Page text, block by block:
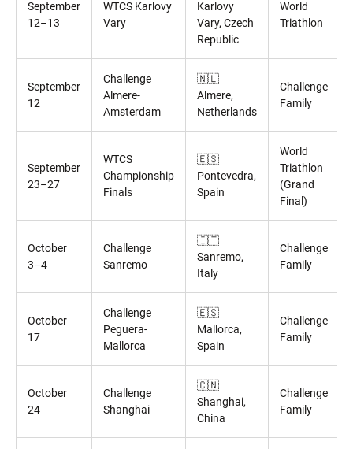
September
12–13
WTCS Karlovy
Vary
Karlovy
Vary, Czech
Republic
World
Triathlon
September
12
Challenge
Almere-
Amsterdam
🇳🇱
Almere,
Netherlands
Challenge
Family
September
23–27
WTCS
Championship
Finals
🇪🇸
Pontevedra,
Spain
World
Triathlon
(Grand
Final)
October
3–4
Challenge
Sanremo
🇮🇹
Sanremo,
Italy
Challenge
Family
October
17
Challenge
Peguera-
Mallorca
🇪🇸
Mallorca,
Spain
Challenge
Family
October
24
Challenge
Shanghai
🇨🇳
Shanghai,
China
Challenge
Family